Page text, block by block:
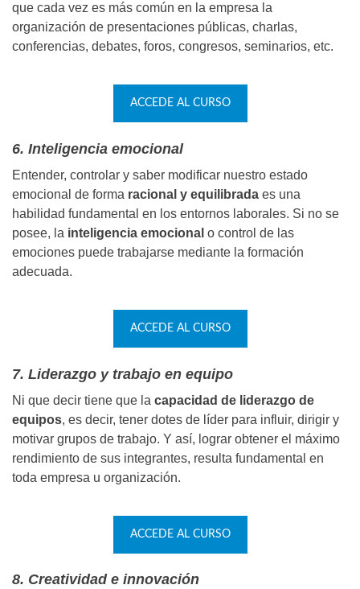
que cada vez es más común en la empresa la
organización de presentaciones públicas, charlas,
conferencias, debates, foros, congresos, seminarios, etc.
ACCEDE AL CURSO
6. Inteligencia emocional
Entender, controlar y saber modificar nuestro estado
emocional de forma racional y equilibrada es una
habilidad fundamental en los entornos laborales. Si no se
posee, la inteligencia emocional o control de las
emociones puede trabajarse mediante la formación
adecuada.
ACCEDE AL CURSO
7. Liderazgo y trabajo en equipo
Ni que decir tiene que la capacidad de liderazgo de
equipos, es decir, tener dotes de líder para influir, dirigir y
motivar grupos de trabajo. Y así, lograr obtener el máximo
rendimiento de sus integrantes, resulta fundamental en
toda empresa u organización.
ACCEDE AL CURSO
8. Creatividad e innovación